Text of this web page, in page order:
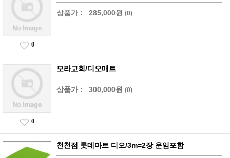
상품가 : 285,000원 (0)
0
모라교회/디오매트
상품가 : 300,000원 (0)
0
천천점 롯데마트 디오/3m=2장 운임포함